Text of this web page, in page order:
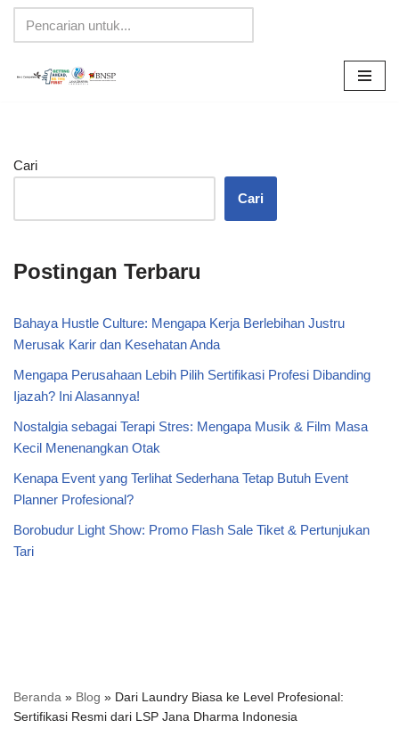
Lompat
Cari
Cari
Postingan Terbaru
Bahaya Hustle Culture: Mengapa Kerja Berlebihan Justru
Merusak Karir dan Kesehatan Anda
Mengapa Perusahaan Lebih Pilih Sertifikasi Profesi Dibanding
Ijazah? Ini Alasannya!
Nostalgia sebagai Terapi Stres: Mengapa Musik & Film Masa
Kecil Menenangkan Otak
Kenapa Event yang Terlihat Sederhana Tetap Butuh Event
Planner Profesional?
Borobudur Light Show: Promo Flash Sale Tiket & Pertunjukan
Tari
Beranda » Blog » Dari Laundry Biasa ke Level Profesional:
Sertifikasi Resmi dari LSP Jana Dharma Indonesia